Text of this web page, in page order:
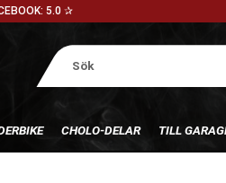
5.0 ✰
CHOLO-DELAR TILL